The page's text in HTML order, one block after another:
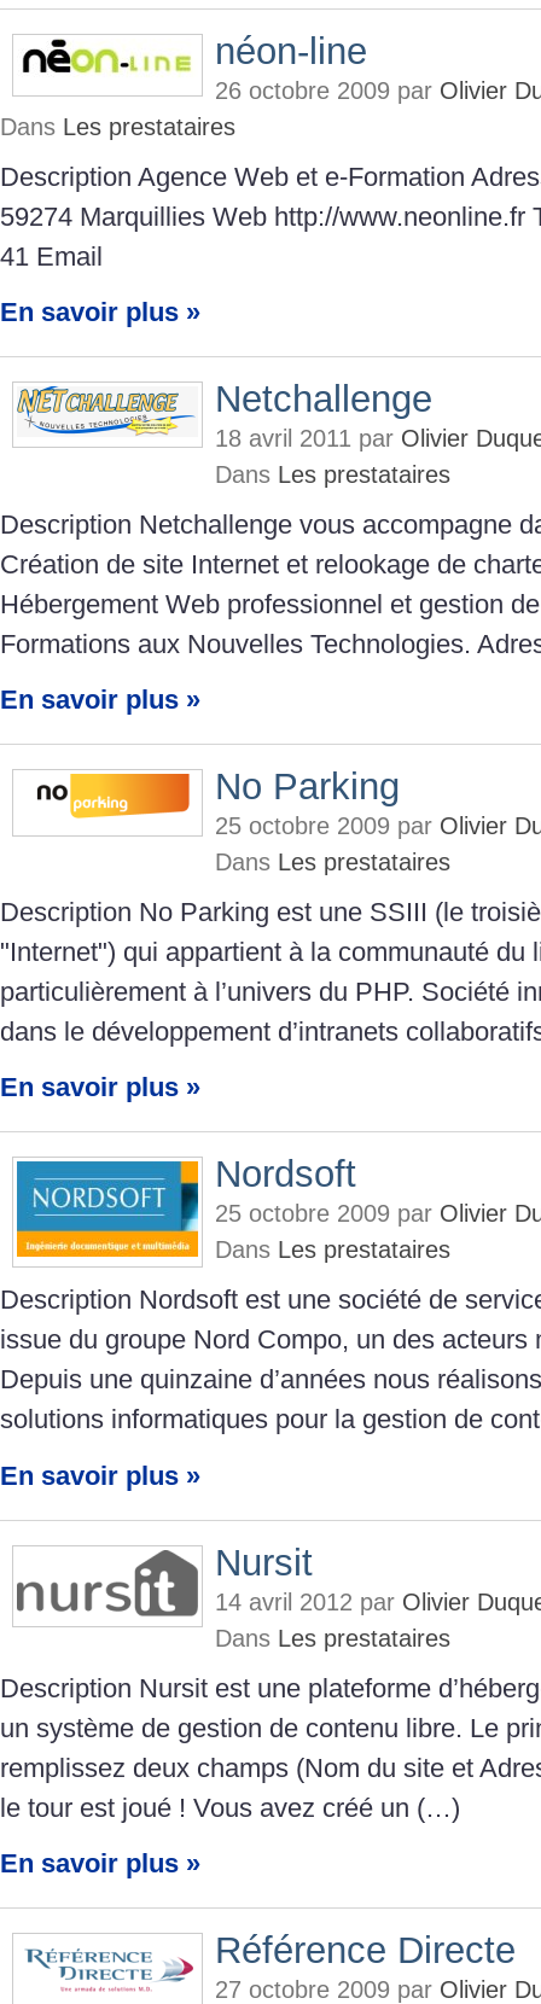
néon-line
26 octobre 2009 par Olivier
Dans Les prestataires
Description Agence Web et e-Formation
59274 Marquillies Web http://www.neonline.fr
41 Email
En savoir plus »
Netchallenge
18 avril 2011 par Olivier
Dans Les prestataires
Description Netchallenge vous accompagne
Création de site Internet et relookage de
Hébergement Web professionnel et gestion
Formations aux Nouvelles Technologies.
En savoir plus »
No Parking
25 octobre 2009 par Olivier
Dans Les prestataires
Description No Parking est une SSIII (le
"Internet") qui appartient à la communauté du
particulièrement à l’univers du PHP. Société
dans le développement d’intranets
En savoir plus »
Nordsoft
25 octobre 2009 par Olivier
Dans Les prestataires
Description Nordsoft est une société de
issue du groupe Nord Compo, un des acteurs
Depuis une quinzaine d’années nous
solutions informatiques pour la gestion de
En savoir plus »
Nursit
14 avril 2012 par Olivier
Dans Les prestataires
Description Nursit est une plateforme
un système de gestion de contenu libre. Le
remplissez deux champs (Nom du site et
le tour est joué ! Vous avez créé un (…)
En savoir plus »
Référence Directe
27 octobre 2009 par Olivier